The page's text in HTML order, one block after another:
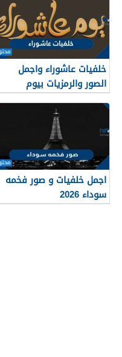
خلفيات عاشوراء واجمل
الصور والرمزيات بيوم
عاشوراء 1448/2026
اجمل خلفيات و صور فخمه
سوداء 2026